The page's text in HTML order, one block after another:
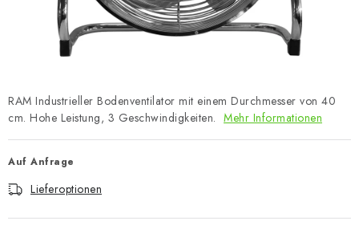
RAM Industrieller Bodenventilator mit einem Durchmesser von 40
cm. Hohe Leistung, 3 Geschwindigkeiten. Mehr Informationen
Auf Anfrage
Lieferoptionen